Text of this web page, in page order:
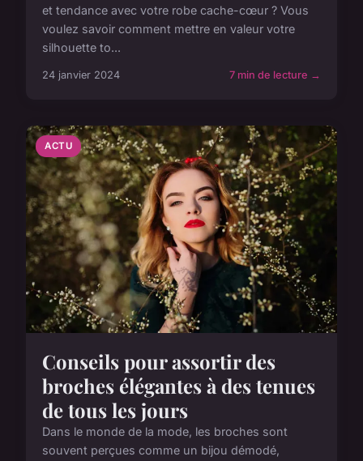
et tendance avec votre robe cache-cœur ? Vous
voulez savoir comment mettre en valeur votre
silhouette to...
24 janvier 2024 7 min de lecture →
ACTU
Conseils pour assortir des
broches élégantes à des tenues
de tous les jours
Dans le monde de la mode, les broches sont
souvent perçues comme un bijou démodé,